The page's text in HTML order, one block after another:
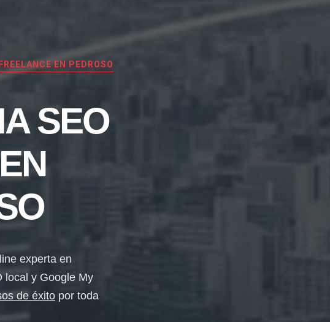
EN PEDROSO
SEO
experta en
local y Google My
de éxito por toda